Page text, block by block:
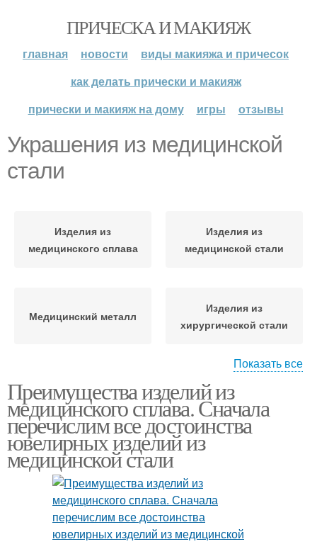
ПРИЧЕСКА И МАКИЯЖ
главная новости
виды макияжа и причесок
как делать прически и макияж
прически и макияж на дому
игры отзывы
Украшения из медицинской
стали
Изделия из
медицинского сплава
Изделия из
медицинской стали
Медицинский металл
Изделия из
хирургической стали
Стали с позолотой Медицинское золото
Медицинская сталь
Показать все
Преимущества изделий из
медицинского сплава. Сначала
перечислим все достоинства
ювелирных изделий из
медицинской стали